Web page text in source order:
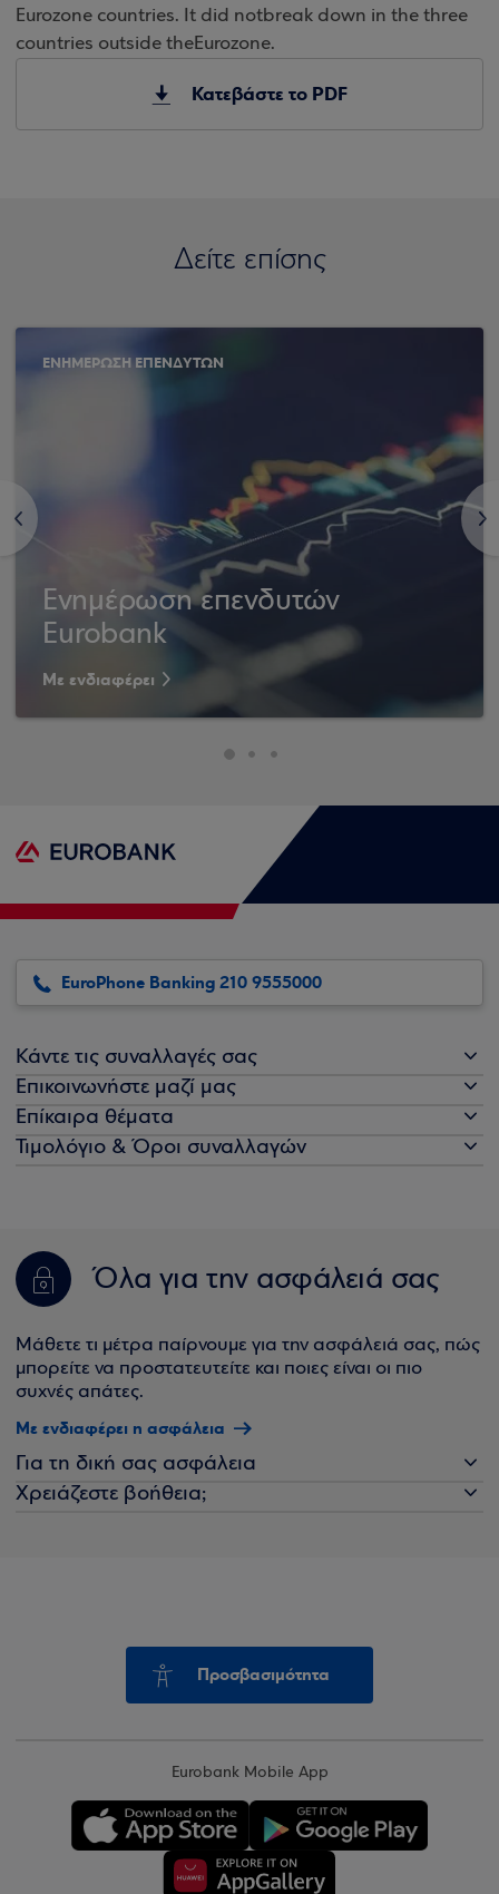
Eurozone countries. It did notbreak down in the three
countries outside theEurozone.
Κατεβάστε το PDF
Δείτε επίσης
<
ΕΝΗΜΕΡΩΣΗ ΕΠΕΝΔΥΤΩΝ
Ενημέρωση επενδυτών
Eurobank
Με ενδιαφέρει
>
EuroPhone Banking 210 9555000
Κάντε τις συναλλαγές σας
Επικοινωνήστε μαζί μας
Επίκαιρα θέματα
Τιμολόγιο & Όροι συναλλαγών
Όλα για την ασφάλειά σας
Μάθετε τι μέτρα παίρνουμε για την ασφάλειά σας, πώς
μπορείτε να προστατευτείτε και ποιες είναι οι πιο
συχνές απάτες.
Με ενδιαφέρει η ασφάλεια
Για τη δική σας ασφάλεια
Χρειάζεστε βοήθεια;
Προσβασιμότητα
Eurobank Mobile App